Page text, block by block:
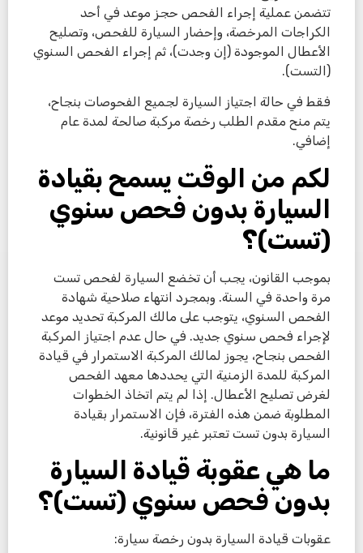
تتضمن عملية إجراء الفحص حجز موعد في أحد
الكراجات المرخصة، وإحضار السيارة للفحص، وتصليح
الأعطال الموجودة (إن وجدت)، ثم إجراء الفحص السنوي
(التست).
فقط في حالة اجتياز السيارة لجميع الفحوصات بنجاح،
يتم منح مقدم الطلب رخصة مركبة صالحة لمدة عام
إضافي.
لكم من الوقت يسمح بقيادة
السيارة بدون فحص سنوي
(تست)؟
بموجب القانون، يجب أن تخضع السيارة لفحص تست
مرة واحدة في السنة. وبمجرد انتهاء صلاحية شهادة
الفحص السنوي، يتوجب على مالك المركبة تحديد موعد
لإجراء فحص سنوي جديد. في حال عدم اجتياز المركبة
الفحص بنجاح، يجوز لمالك المركبة الاستمرار في قيادة
المركبة للمدة الزمنية التي يحددها معهد الفحص
لغرض تصليح الأعطال. إذا لم يتم اتخاذ الخطوات
المطلوبة ضمن هذه الفترة، فإن الاستمرار بقيادة
السيارة بدون تست تعتبر غير قانونية.
ما هي عقوبة قيادة السيارة
بدون فحص سنوي (تست)؟
عقوبات قيادة السيارة بدون رخصة سيارة: